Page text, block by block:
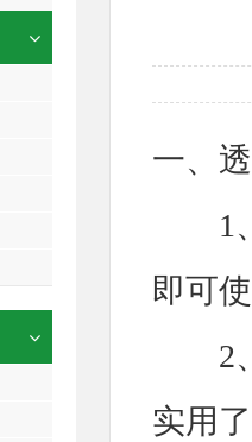
一、
1、
即可
2、
实用